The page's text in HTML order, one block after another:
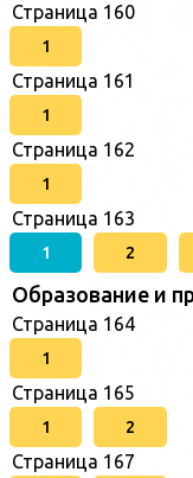
Страница 160
1
Страница 161
1
Страница 162
1
Страница 163
1 2
Образование и
Страница 164
1
Страница 165
1 2
Страница 167